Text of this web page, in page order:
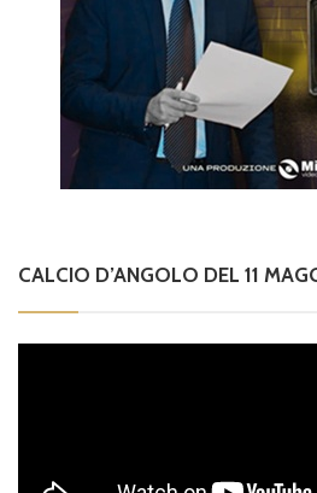
CALCIO D’ANGOLO DEL 11